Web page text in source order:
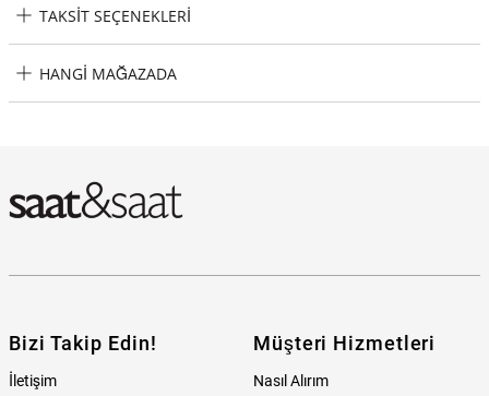
TAKSIT SEÇENEKLERI
HANGI MAĞAZADA
Bizi Takip Edin!
İletişim
Müşteri Hizmetleri
Nasıl Alırım